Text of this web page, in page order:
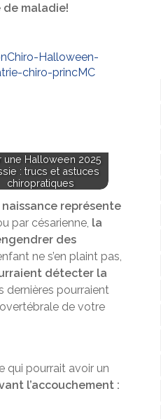
de maladie!
une Halloween 2025
: trucs et astuces
chiropratiques
naissance représente
par césarienne, la
des
ne s’en plaint pas,
détecter la
dernières pourraient
de votre
qui pourrait avoir un
l’accouchement :